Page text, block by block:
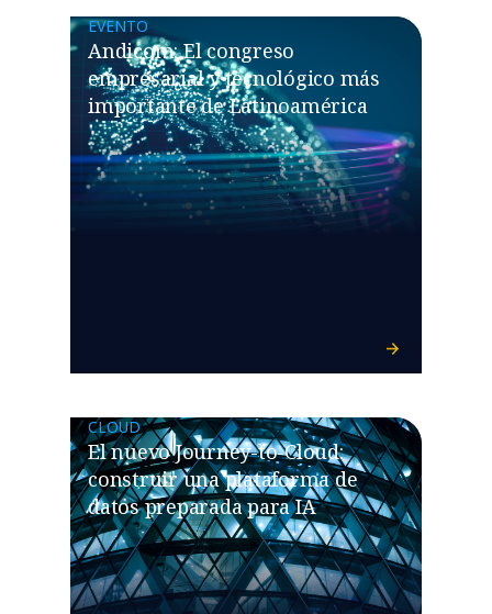
EVENTO
Andicom: El congreso
empresarial y tecnológico más
importante de Latinoamérica
CLOUD
El nuevo Journey-to-Cloud:
construir una plataforma de
datos preparada para IA